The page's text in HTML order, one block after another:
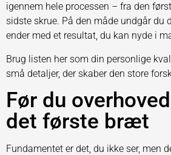
igennem hele processen – fra den
sidste skrue. På den måde undgår du
ender med et resultat, du kan nyde i
Brug listen her som din personlige
små detaljer, der skaber den store
Før du
det første bræt
Fundamentet er det, du ikke ser, men